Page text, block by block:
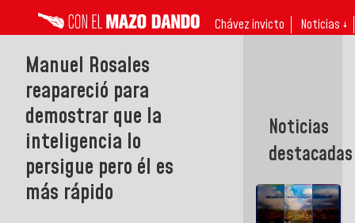
Chávez invicto Noticias ↓
Manuel Rosales
reapareció para
demostrar que la
inteligencia lo
persigue pero él es
más rápido
Noticias
destacadas